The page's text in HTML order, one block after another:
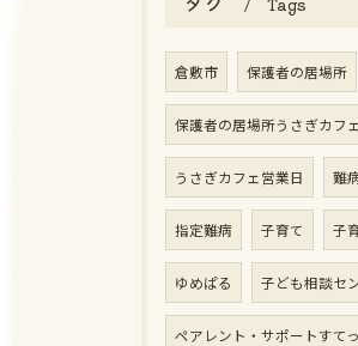
倉敷市 保護者の居場所
保護者の居場所うさぎカフェ
うさぎカフェ営業日 難
指定難病 子育て 子
ゆめぱる 子ども相談セ
ペアレント・サポートすて